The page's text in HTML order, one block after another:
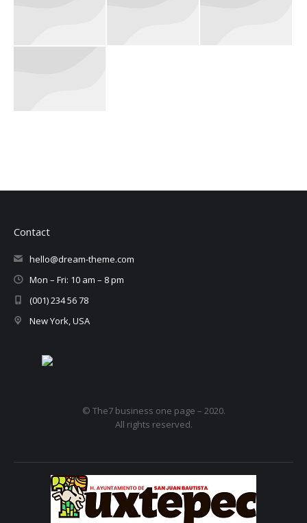
Contact
hello@dream-theme.com
Mon – Fri: 10 am – 8 pm
(001) 234 56 78
New York, USA
© The7 business one page – 2020.
All rights reserved.